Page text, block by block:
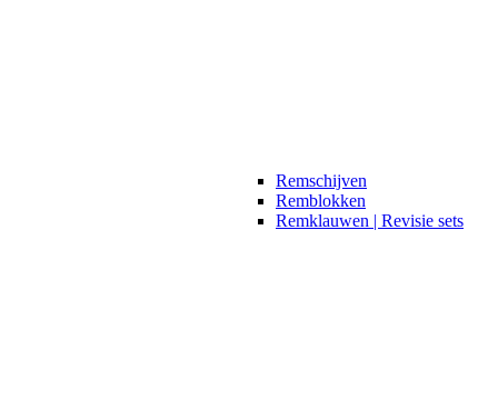
Remschijven
Remblokken
Remklauwen | Revisie sets